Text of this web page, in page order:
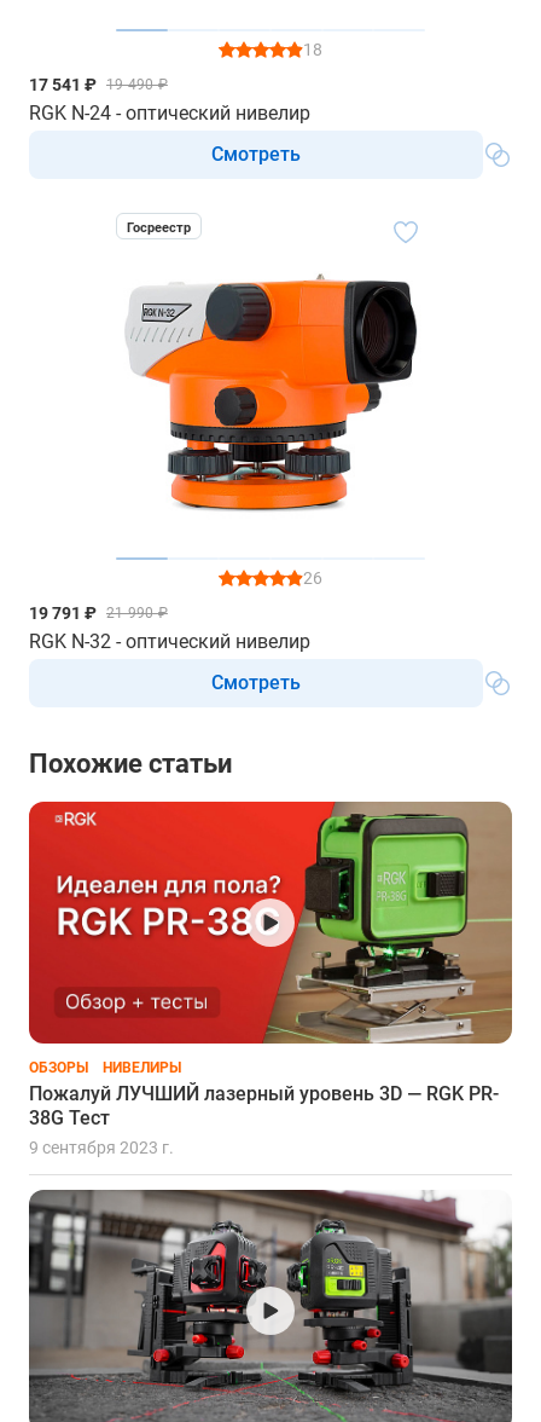
18
17 541 ₽ 19 490 ₽
RGK N-24 - оптический нивелир
Смотреть
Госреестр
26
19 791 ₽ 21 990 ₽
RGK N-32 - оптический нивелир
Смотреть
Похожие статьи
ОБЗОРЫ НИВЕЛИРЫ
Пожалуй ЛУЧШИЙ лазерный уровень 3D — RGK PR-
38G Тест
9 сентября 2023 г.